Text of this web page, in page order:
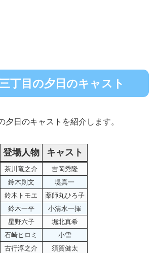
丁目の夕日のキャスト
夕日のキャストを紹介します。
登場人物 キャスト
茶川竜之介
吉岡秀隆
鈴木則文
堤真一
鈴木トモエ
薬師丸ひろ子
鈴木一平
小清水一揮
星野六子
堀北真希
石崎ヒロミ
小雪
古行淳之介
須賀健太